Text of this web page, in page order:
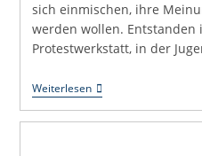
sich einmischen, ihre
werden wollen. Entstanden
Protestwerkstatt, in der
Weiterlesen„Yes,
Girl